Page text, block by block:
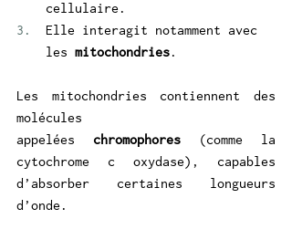
cellulaire.
Elle interagit notamment avec
les mitochondries.
Les mitochondries contiennent des
molécules
appelées chromophores (comme la
cytochrome c oxydase), capables
d’absorber certaines longueurs
d’onde.